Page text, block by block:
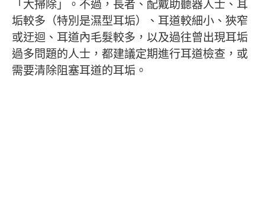
「大掃除」。不過，長者、配戴助聽器人士、耳
垢較多（特別是濕型耳垢）、耳道較細小、狹窄
或迂迴、耳道內毛髮較多，以及過往曾出現耳垢
過多問題的人士，都建議定期進行耳道檢查，或
需要清除阻塞耳道的耳垢。